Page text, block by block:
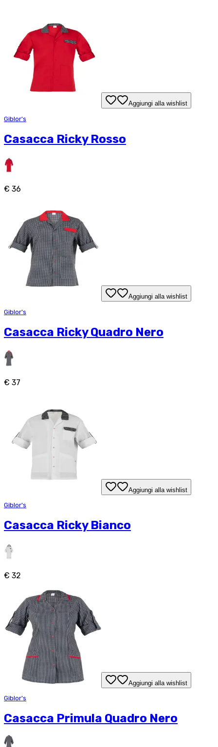
Aggiungi alla wishlist
Giblor's
Casacca Ricky Rosso
€ 36
Aggiungi alla wishlist
Giblor's
Casacca Ricky Quadro Nero
€ 37
Aggiungi alla wishlist
Giblor's
Casacca Ricky Bianco
€ 32
Aggiungi alla wishlist
Giblor's
Casacca Primula Quadro Nero